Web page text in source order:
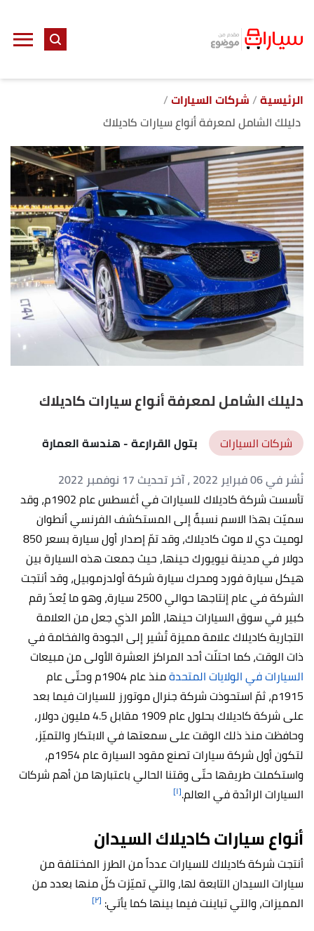
الرئيسية شركات السيارات
دليلك الشامل لمعرفة أنواع سيارات كاديلاك
دليلك الشامل لمعرفة أنواع سيارات كاديلاك
شركات السيارات بتول القرارعة- هندسة العمارة
نُشر في 06 فبراير 2022
، آخر تحديث 17 نوفمبر 2022
تأسست شركة كاديلاك للسيارات في أغسطس عام 1902م، وقد
سميّت بهذا الاسم نسبةً إلى المستكشف الفرنسي أنطوان
لوميت دي لا موث كاديلاك، وقد تمّ إصدار أول سيارة بسعر 850
دولار في مدينة نيويورك حينها، حيث جمعت هذه السيارة بين
هيكل سيارة فورد ومحرك سيارة شركة أولدزموبيل، وقد أنتجت
الشركة في عام إنتاجها حوالي 2500 سيارة، وهو ما يُعدّ رقم
كبير في سوق السيارات حينها، الأمر الذي جعل من العلامة
التجارية كاديلاك علامة مميزة تُشير إلى الجودة والفخامة في
ذات الوقت، كما احتلّت أحد المراكز العشرة الأولى من مبيعات
السيارات في الولايات المتحدة
منذ عام 1904م وحتّى عام
1915م، ثمّ استحوذت شركة جنرال موتورز للسيارات فيما بعد
على شركة كاديلاك بحلول عام 1909 مقابل 4.5 مليون دولار،
وحافظت منذ ذلك الوقت على سمعتها في الابتكار والتميّز،
لتكون أول شركة سيارات تصنع مقود السيارة عام 1954م،
واستكملت طريقها حتّى وقتنا الحالي باعتبارها من أهم شركات
السيارات الرائدة في العالم.[١]
أنواع سيارات كاديلاك السيدان
أنتجت شركة كاديلاك للسيارات عدداً من الطرز المختلفة من
سيارات السيدان التابعة لها، والتي تميّزت كلّ منها بعدد من
المميزات، والتي تباينت فيما بينها كما يأتي: [٢]